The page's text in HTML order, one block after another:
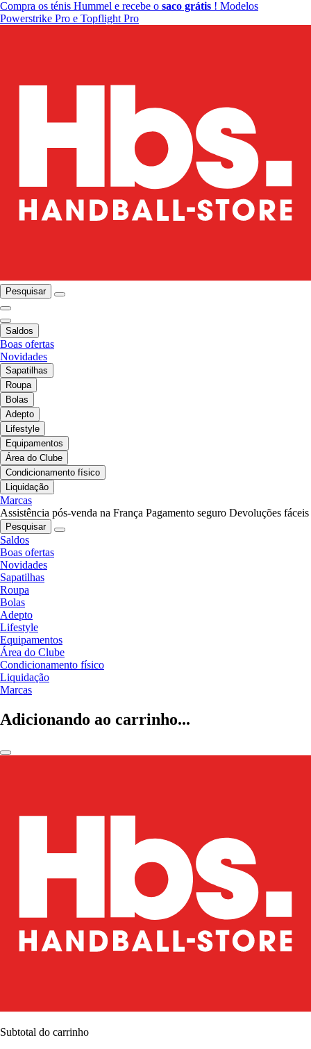
Compra os ténis Hummel e recebe o saco grátis ! Modelos
Powerstrike Pro e Topflight Pro
Pesquisar
Saldos
Boas ofertas
Novidades
Sapatilhas
Roupa
Bolas
Adepto
Lifestyle
Equipamentos
Área do Clube
Condicionamento físico
Liquidação
Marcas
Assistência pós-venda na França Pagamento seguro Devoluções fáceis
Pesquisar
Saldos
Boas ofertas
Novidades
Sapatilhas
Roupa
Bolas
Adepto
Lifestyle
Equipamentos
Área do Clube
Condicionamento físico
Liquidação
Marcas
Adicionando ao carrinho...
Subtotal do carrinho